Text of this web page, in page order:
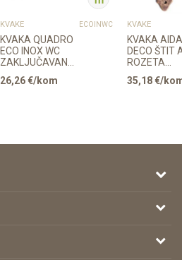
KVAKE ECOINWC
KVAKA QUADRO
ECO INOX WC
ZAKLJUČAVANJE
26,26€/kom
KVAKE
KVAKA AIDA
DECO ŠTIT
ROZETA
35,18€/